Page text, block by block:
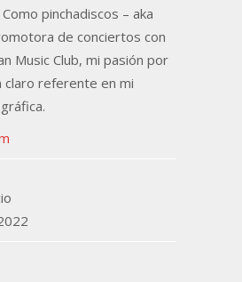
pinchadiscos – aka
de conciertos con
Music Club, mi pasión por
claro referente en mi